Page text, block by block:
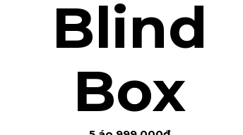
Blind
Box